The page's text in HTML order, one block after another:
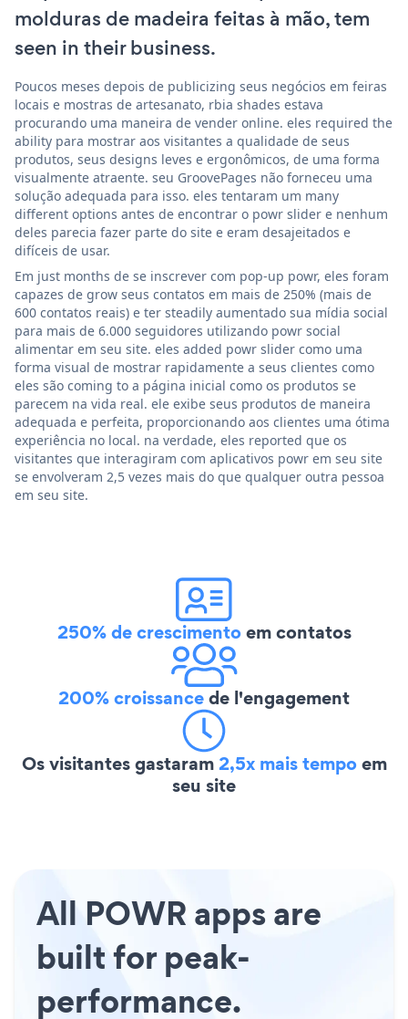
molduras de madeira feitas à mão, tem
seen in their business.
Poucos meses depois de publicizing seus negócios em feiras
locais e mostras de artesanato, rbia shades estava
procurando uma maneira de vender online. eles required the
ability para mostrar aos visitantes a qualidade de seus
produtos, seus designs leves e ergonômicos, de uma forma
visualmente atraente. seu GroovePages não forneceu uma
solução adequada para isso. eles tentaram um many
different options antes de encontrar o powr slider e nenhum
deles parecia fazer parte do site e eram desajeitados e
difíceis de usar.
Em just months de se inscrever com pop-up powr, eles foram
capazes de grow seus contatos em mais de 250% (mais de
600 contatos reais) e ter steadily aumentado sua mídia social
para mais de 6.000 seguidores utilizando powr social
alimentar em seu site. eles added powr slider como uma
forma visual de mostrar rapidamente a seus clientes como
eles são coming to a página inicial como os produtos se
parecem na vida real. ele exibe seus produtos de maneira
adequada e perfeita, proporcionando aos clientes uma ótima
experiência no local. na verdade, eles reported que os
visitantes que interagiram com aplicativos powr em seu site
se envolveram 2,5 vezes mais do que qualquer outra pessoa
em seu site.
250% de crescimentoem contatos
200% croissancede l'engagement
Os visitantes gastaram2,5x mais tempoem
seu site
All POWR apps are
built for peak-
performance.